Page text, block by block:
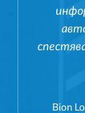
Bion